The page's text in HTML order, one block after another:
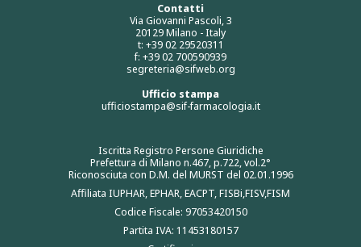
Contatti
Via Giovanni Pascoli, 3
20129 Milano - Italy
t: +39 02 29520311
f: +39 02 700590939
segreteria@sifweb.org
Ufficio stampa
ufficiostampa@sif-farmacologia.it
Iscritta Registro Persone Giuridiche
Prefettura di Milano n.467, p.722, vol.2°
Riconosciuta con D.M. del MURST del 02.01.1996
Affiliata IUPHAR, EPHAR, EACPT, FISBi,FISV,FISM
Codice Fiscale: 97053420150
Partita IVA: 11453180157